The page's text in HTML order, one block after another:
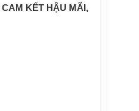
KẾT HẬU MÃI,